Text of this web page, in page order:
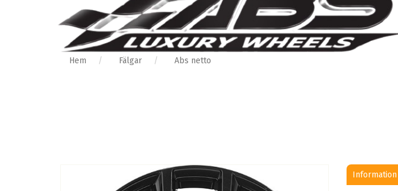
Hem Fälgar Abs netto
Information